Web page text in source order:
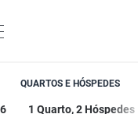
QUARTOS E HÓSPEDES